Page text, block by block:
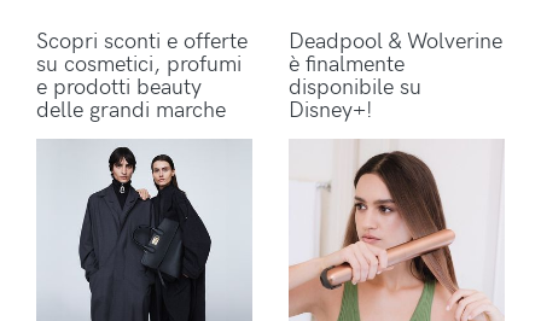
Scopri sconti e offerte
su cosmetici, profumi
e prodotti beauty
delle grandi marche
Deadpool & Wolverine
è finalmente
disponibile su
Disney+!